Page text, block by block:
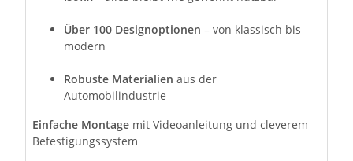
Über 100 Designoptionen – von klassisch bis
modern
Robuste Materialien aus der
Automobilindustrie
Einfache Montage mit Videoanleitung und cleverem
Befestigungssystem